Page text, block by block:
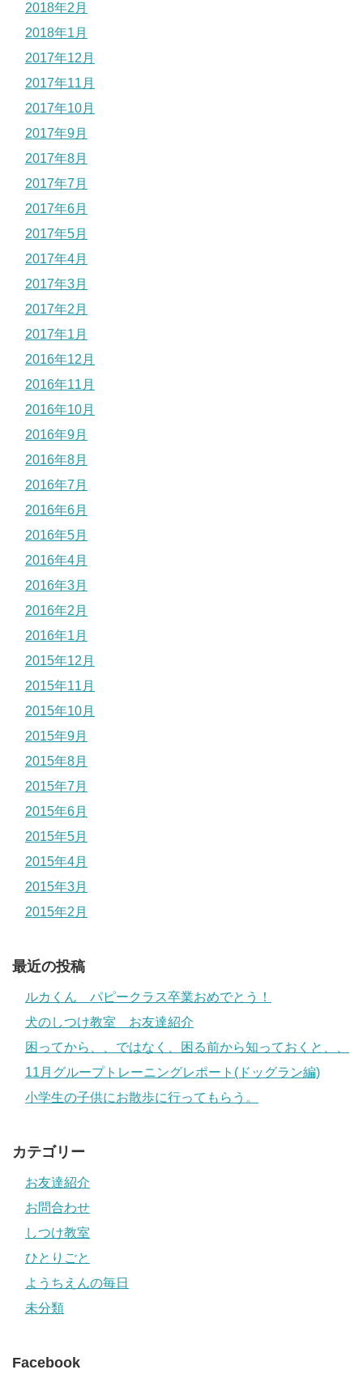
2018年2月
2018年1月
2017年12月
2017年11月
2017年10月
2017年9月
2017年8月
2017年7月
2017年6月
2017年5月
2017年4月
2017年3月
2017年2月
2017年1月
2016年12月
2016年11月
2016年10月
2016年9月
2016年8月
2016年7月
2016年6月
2016年5月
2016年4月
2016年3月
2016年2月
2016年1月
2015年12月
2015年11月
2015年10月
2015年9月
2015年8月
2015年7月
2015年6月
2015年5月
2015年4月
2015年3月
2015年2月
最近の投稿
ルカくん パピークラス卒業おめでとう！
犬のしつけ教室 お友達紹介
困ってから、、ではなく、困る前から知っておくと、、
11月グループトレーニングレポート(ドッグラン編)
小学生の子供にお散歩に行ってもらう。
カテゴリー
お友達紹介
お問合わせ
しつけ教室
ひとりごと
ようちえんの毎日
未分類
Facebook